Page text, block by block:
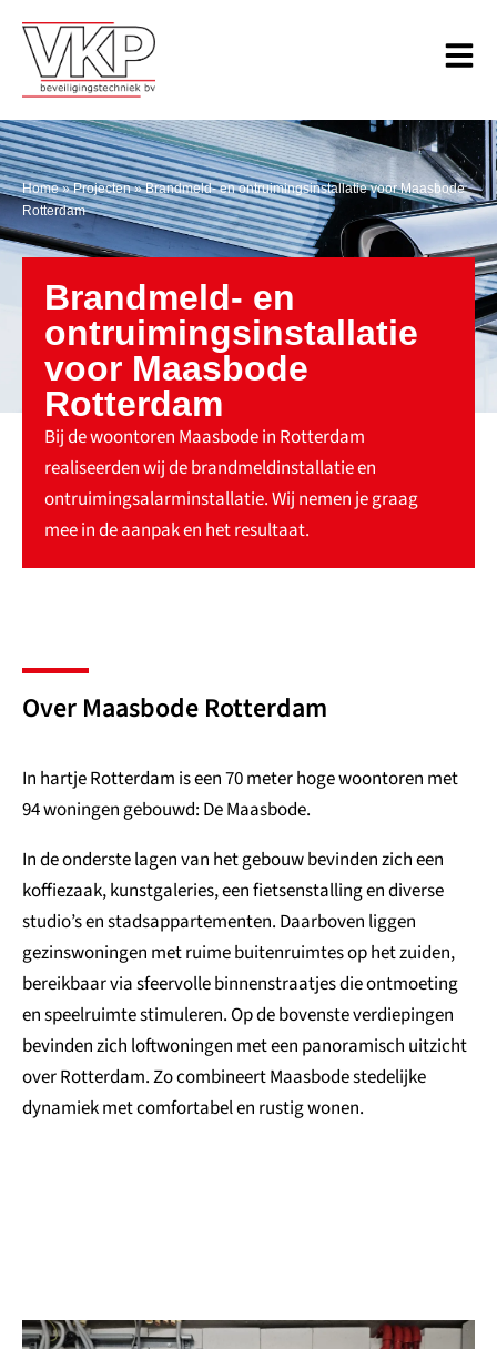
Home»Projecten»Brandmeld- en ontruimingsinstallatie voor Maasbode
Rotterdam
Brandmeld- en
ontruimingsinstallatie
voor Maasbode
Rotterdam
Bij de woontoren Maasbode in Rotterdam
realiseerden wij de brandmeldinstallatie en
ontruimingsalarminstallatie. Wij nemen je graag
mee in de aanpak en het resultaat.
Over Maasbode Rotterdam
In hartje Rotterdam is een 70 meter hoge woontoren met
94 woningen gebouwd: De Maasbode.
In de onderste lagen van het gebouw bevinden zich een
koffiezaak, kunstgaleries, een fietsenstalling en diverse
studio’s en stadsappartementen. Daarboven liggen
gezinswoningen met ruime buitenruimtes op het zuiden,
bereikbaar via sfeervolle binnenstraatjes die ontmoeting
en speelruimte stimuleren. Op de bovenste verdiepingen
bevinden zich loftwoningen met een panoramisch uitzicht
over Rotterdam. Zo combineert Maasbode stedelijke
dynamiek met comfortabel en rustig wonen.